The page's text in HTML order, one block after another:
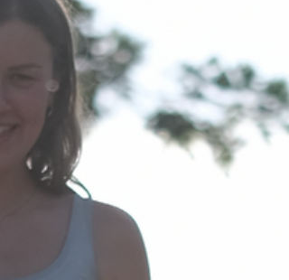
refuge, sa peine im